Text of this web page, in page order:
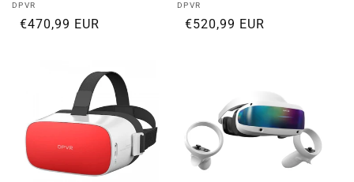
Proveedor:
DPVR
Precio habitual
€470,99 EUR
Proveedor:
DPVR
Precio habitual
€520,99 EUR